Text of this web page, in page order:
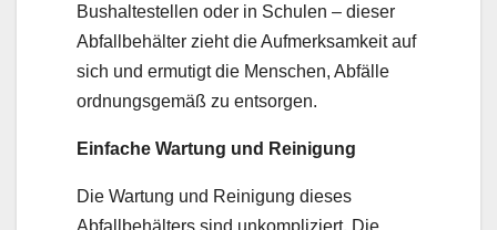
Bushaltestellen oder in Schulen – dieser
Abfallbehälter zieht die Aufmerksamkeit auf
sich und ermutigt die Menschen, Abfälle
ordnungsgemäß zu entsorgen.
Einfache Wartung und Reinigung
Die Wartung und Reinigung dieses
Abfallbehälters sind unkompliziert. Die